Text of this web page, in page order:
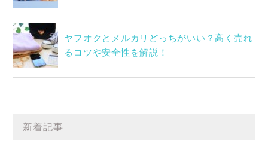
ヤフオクとメルカリどっちがいい？高く売れ
るコツや安全性を解説！
新着記事